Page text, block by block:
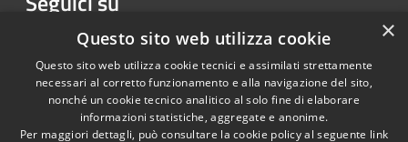
Facebook
Copyright © 2026 • Comune di
×
Questo sito web utilizza cookie
Questo sito web utilizza cookie tecnici e assimilati strettamente
necessari al corretto funzionamento e alla navigazione del sito,
nonché un cookie tecnico analitico al solo fine di elaborare
informazioni statistiche, aggregate e anonime.
Per maggiori dettagli, può consultare la cookie policy al seguente link